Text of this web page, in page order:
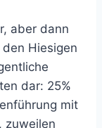
aber dann
Hiesigen
dar: 25%
mit
zuweilen